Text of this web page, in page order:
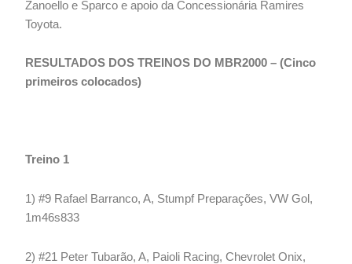
Zanoello e Sparco e apoio da Concessionária Ramires
Toyota.
RESULTADOS DOS TREINOS DO MBR2000 – (Cinco
primeiros colocados)
Treino 1
1) #9 Rafael Barranco, A, Stumpf Preparações, VW Gol,
1m46s833
2) #21 Peter Tubarão, A, Paioli Racing, Chevrolet Onix,